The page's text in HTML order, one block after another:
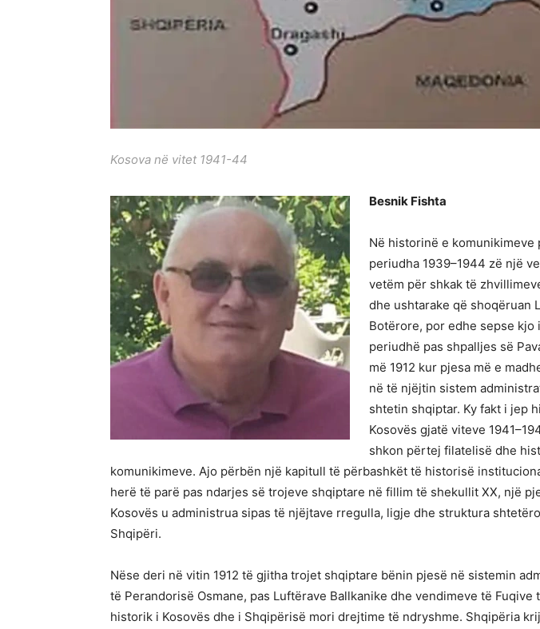
Kosova në vitet 1941-44
Besnik Fishta
Në historinë e komunikimeve
periudha 1939–1944 zë një
vetëm për shkak të
dhe ushtarake që shoqëruan
Botërore, por edhe sepse kjo
periudhë pas shpalljes së
më 1912 kur pjesa më e
në të njëjtin sistem
shtetin shqiptar. Ky fakt i jep
Kosovës gjatë viteve
shkon përtej filatelisë dhe
komunikimeve. Ajo përbën një kapitull të përbashkët të historisë
herë të parë pas ndarjes së trojeve shqiptare në fillim të shekullit XX, një
Kosovës u administrua sipas të njëjtave rregulla, ligje dhe struktura
Shqipëri.
Nëse deri në vitin 1912 të gjitha trojet shqiptare bënin pjesë në sistemin
të Perandorisë Osmane, pas Luftërave Ballkanike dhe vendimeve të Fuqive
historik i Kosovës dhe i Shqipërisë mori drejtime të ndryshme. Shqipëria